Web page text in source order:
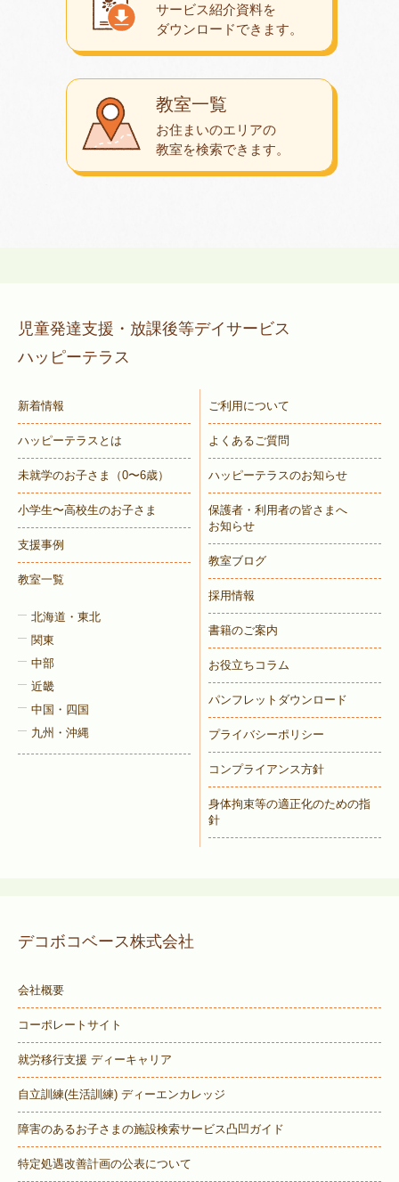
教室一覧
お住まいのエリアの
教室を検索できます。
サービス紹介資料を
ダウンロードできます。
児童発達支援・放課後等デイサービス
ハッピーテラス
新着情報
ハッピーテラスとは
未就学のお子さま （0〜6歳）
小学生〜高校生のお子さま
支援事例
教室一覧
北海道・東北
関東
中部
近畿
中国・四国
九州・沖縄
ご利用について
よくあるご質問
ハッピーテラスのお知らせ
保護者・利用者の皆さまへ
お知らせ
教室ブログ
採用情報
書籍のご案内
お役立ちコラム
パンフレットダウンロード
プライバシーポリシー
コンプライアンス方針
身体拘束等の適正化のための指
針
デコボコベース株式会社
会社概要
コーポレートサイト
就労移行支援 ディーキャリア
自立訓練(生活訓練) ディーエンカレッジ
障害のあるお子さまの施設検索サービス凸凹ガイド
特定処遇改善計画の公表について